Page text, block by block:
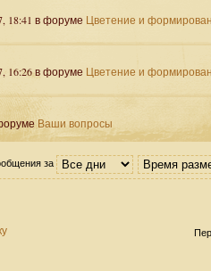
18:41 в форуме Цветение и
16:26 в форуме Цветение и
Ваши вопросы
за